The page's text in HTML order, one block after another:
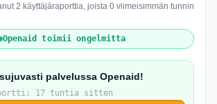
2 käyttäjäraporttia, joista 0 viimeisimmän tunnin
Openaid toimii ongelmitta
palvelussa Openaid!
17 tuntia sitten